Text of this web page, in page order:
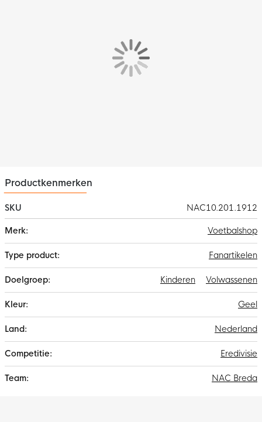
Productkenmerken
SKU
NAC10.201.1912
informatie
Voetbalshop
Fanartikelen
Volwassenen
Kinderen
Geel
Nederland
Eredivisie
NAC Breda